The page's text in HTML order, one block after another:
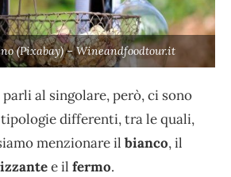
(Pixabay) – Wineandfoodtour.it
al singolare, però, ci sono
differenti, tra le quali,
menzionare il bianco, il
e il fermo.